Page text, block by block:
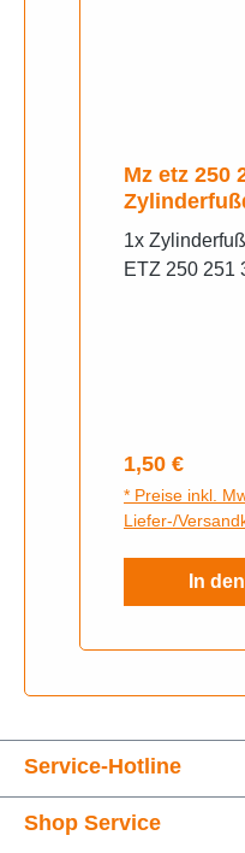
Mz etz 250
Dichtung
1x
ETZ 250 251
Regulärer
1,50 €
* Preise inkl.
Liefer-/
In
Service-Hotline
Shop Service